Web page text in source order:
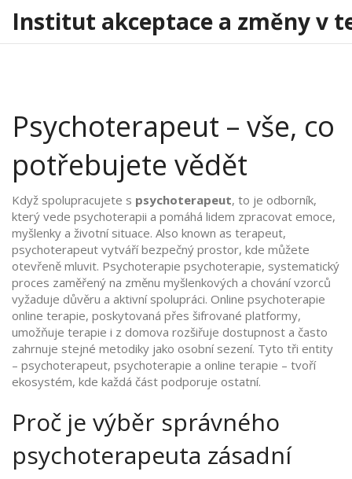
Institut akceptace a změny v
Psychoterapeut – vše, co
potřebujete vědět
Když spolupracujete s psychoterapeut, to je odborník,
který vede psychoterapii a pomáhá lidem zpracovat emoce,
myšlenky a životní situace. Also known as terapeut,
psychoterapeut vytváří bezpečný prostor, kde můžete
otevřeně mluvit. Psychoterapie psychoterapie, systematický
proces zaměřený na změnu myšlenkových a chování vzorců
vyžaduje důvěru a aktivní spolupráci. Online psychoterapie
online terapie, poskytovaná přes šifrované platformy,
umožňuje terapie i z domova rozšiřuje dostupnost a často
zahrnuje stejné metodiky jako osobní sezení. Tyto tři entity
– psychoterapeut, psychoterapie a online terapie – tvoří
ekosystém, kde každá část podporuje ostatní.
Proč je výběr správného
psychoterapeuta zásadní